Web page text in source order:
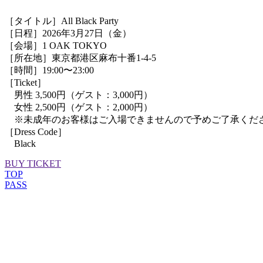
［タイトル］All Black Party
［日程］2026年3月27日（金）
［会場］1 OAK TOKYO
［所在地］東京都港区麻布十番1-4-5
［時間］19:00〜23:00
［Ticket］
男性 3,500円（ゲスト：3,000円）
女性 2,500円⁡（ゲスト：2,000円）
※未成年のお客様はご入場できませんので予めご了承くだ
［Dress Code］
Black
BUY TICKET
TOP
PASS